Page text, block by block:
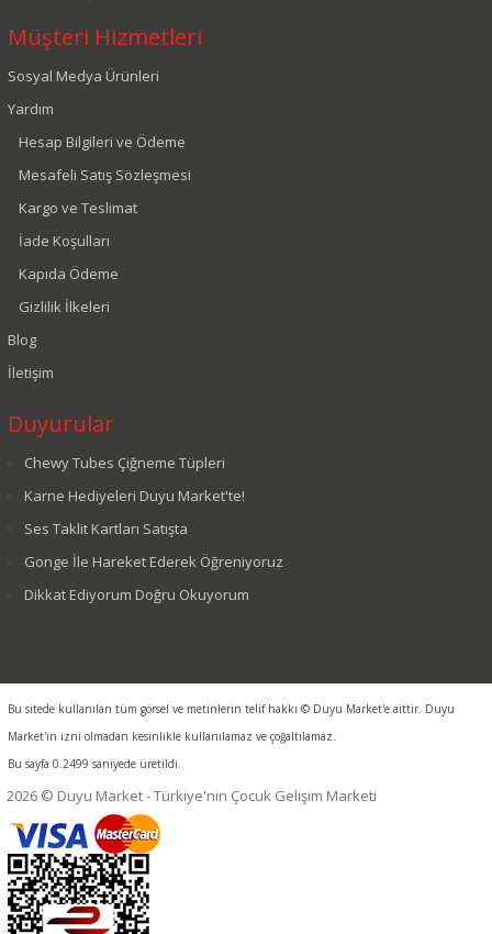
Müşteri Hizmetleri
Sosyal Medya Ürünleri
Yardım
Hesap Bilgileri ve Ödeme
Mesafeli Satış Sözleşmesi
Kargo ve Teslimat
İade Koşulları
Kapıda Ödeme
Gizlilik İlkeleri
Blog
İletişim
Duyurular
Chewy Tubes Çiğneme Tüpleri
Karne Hediyeleri Duyu Market'te!
Ses Taklit Kartları Satışta
Gonge İle Hareket Ederek Öğreniyoruz
Dikkat Ediyorum Doğru Okuyorum
Bu sitede kullanılan tüm görsel ve metinlerin telif hakkı © Duyu Market'e aittir. Duyu
Market'in izni olmadan kesinlikle kullanılamaz ve çoğaltılamaz.
Bu sayfa 0.2499 saniyede üretildi.
2026 © Duyu Market - Türkiye'nin Çocuk Gelişim Marketi